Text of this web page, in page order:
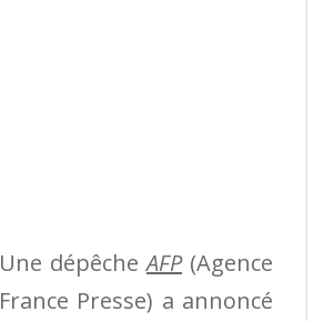
Une dépêcheAFP(Agence
France Presse) a annoncé